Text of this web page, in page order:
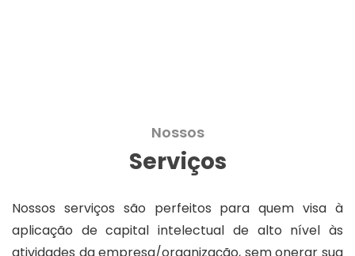
Nossos
Serviços
Nossos serviços são perfeitos para quem visa à
aplicação de capital intelectual de alto nível às